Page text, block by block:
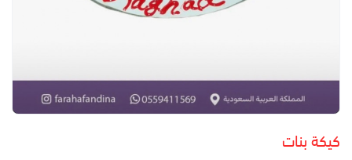
كيكة بنات